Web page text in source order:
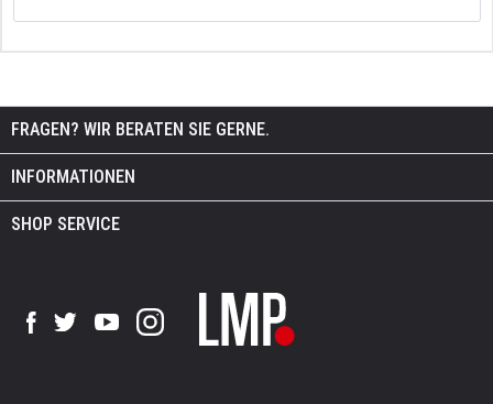
FRAGEN? WIR BERATEN SIE GERNE.
INFORMATIONEN
SHOP SERVICE